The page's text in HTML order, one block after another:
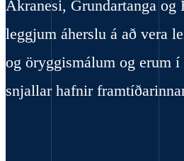
Akranesi, Grundartanga og
leggjum áherslu á að vera
og öryggismálum og erum í
snjallar hafnir